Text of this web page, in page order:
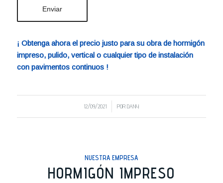
¡ Obtenga ahora el precio justo para su obra de hormigón
impreso, pulido, vertical o cualquier tipo de instalación
con pavimentos continuos !
12/09/2021 PORDANY
NUESTRA EMPRESA
HORMIGÓN IMPRESO